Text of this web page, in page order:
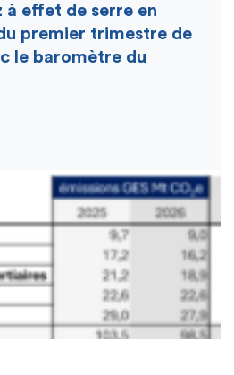
à effet de serre en
premier trimestre de
le baromètre du